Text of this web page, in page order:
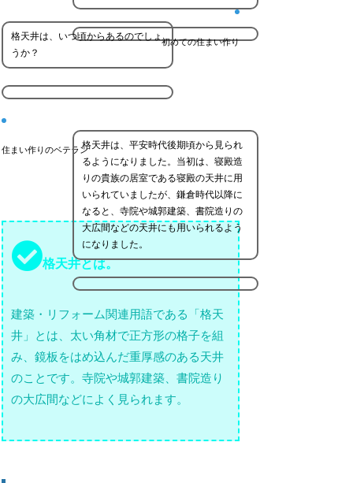
初めての住まい作り
格天井は、いつ頃からあるのでしょ
うか？
住まい作りのベテラン格天井は、平安時代後期頃から見られ
るようになりました。当初は、寝殿造
りの貴族の居室である寝殿の天井に用
いられていましたが、鎌倉時代以降に
なると、寺院や城郭建築、書院造りの
大広間などの天井にも用いられるよう
になりました。
格天井とは。
建築・リフォーム関連用語である「格天
井」とは、太い角材で正方形の格子を組
み、鏡板をはめ込んだ重厚感のある天井
のことです。寺院や城郭建築、書院造り
の大広間などによく見られます。